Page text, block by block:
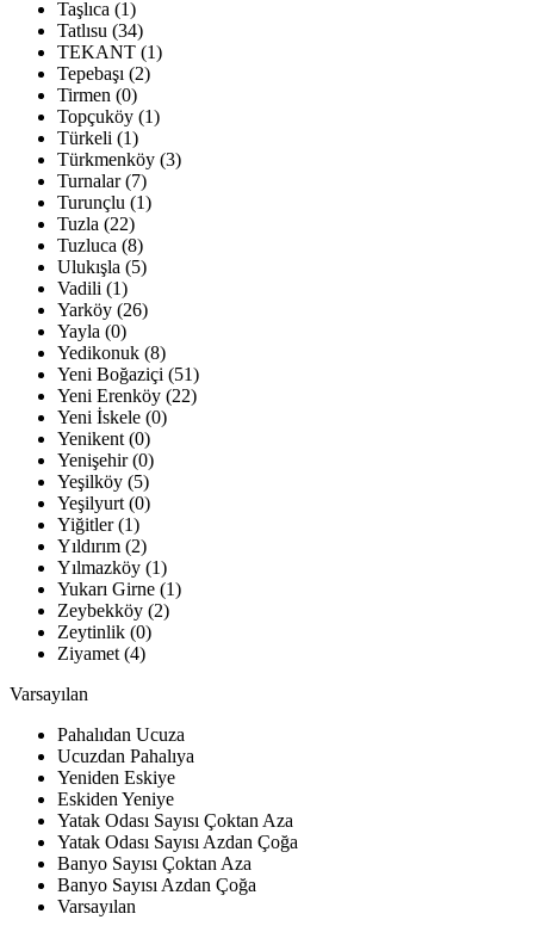
Taşlıca (1)
Tatlısu (34)
TEKANT (1)
Tepebaşı (2)
Tirmen (0)
Topçuköy (1)
Türkeli (1)
Türkmenköy (3)
Turnalar (7)
Turunçlu (1)
Tuzla (22)
Tuzluca (8)
Ulukışla (5)
Vadili (1)
Yarköy (26)
Yayla (0)
Yedikonuk (8)
Yeni Boğaziçi (51)
Yeni Erenköy (22)
Yeni İskele (0)
Yenikent (0)
Yenişehir (0)
Yeşilköy (5)
Yeşilyurt (0)
Yiğitler (1)
Yıldırım (2)
Yılmazköy (1)
Yukarı Girne (1)
Zeybekköy (2)
Zeytinlik (0)
Ziyamet (4)
Varsayılan
Pahalıdan Ucuza
Ucuzdan Pahalıya
Yeniden Eskiye
Eskiden Yeniye
Yatak Odası Sayısı Çoktan Aza
Yatak Odası Sayısı Azdan Çoğa
Banyo Sayısı Çoktan Aza
Banyo Sayısı Azdan Çoğa
Varsayılan